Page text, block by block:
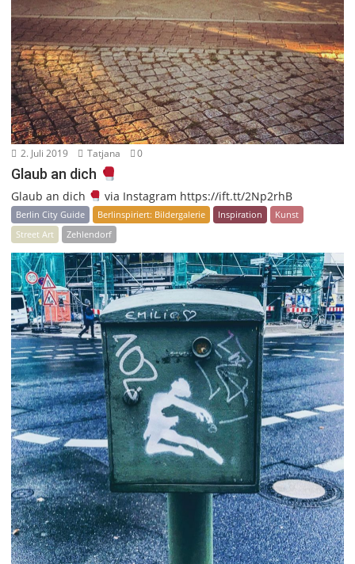
2. Juli 2019 Tatjana 0
Glaub an dich
Glaub an dich via Instagram https://ift.tt/2Np2rhB
Berlin City Guide Berlinspiriert: Bildergalerie Inspiration
Kunst
Street Art
Zehlendorf